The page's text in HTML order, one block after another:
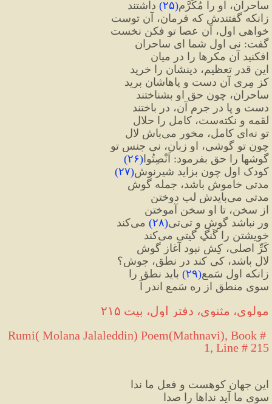
ساحران، او را مُکَرَّم(۲۵) داشتند
زانکه گفتندش که فرمان، آن توست
خواهی اول، آن عصا تو فکن نخست
گفت: نی اول شما ای ساحران
افکنید آن مکرها را در میان
این قدر تعظیم، دینشان را خرید
کز مِری آن دست و پاهاشان برید
ساحران، چون حق او بشناختند
دست و پا در جرم آن، در باختند
لقمه و نکتهست، کامل را حلال
تو نهای کامل، مخور میباش لال
چون تو گوشی، او زبان، نی جنس تو
گوشها را حق بفرمود: اَنْصِتُوا(۲۶)
کودک اول چون بزاید شیرنوش(۲۷)
مدتی خاموش باشد، جمله گوش
مدتی میبایدش لب دوختن
از سخن، تا او سخن آموختن
ور نباشد گوش و تیتی(۲۸) میکند
خویشتن را گُنگِ گیتی میکند
کَرِّ اصلی، کِش نبود آغاز گوش
لال باشد، کی کند در نطق، جوش؟
زانکه اول سَمع(۲۹) باید نطق را
سوی منطق از ره سَمع اندر آ
مولوی، مثنوی، دفتر اول، بیت ۲۱۵
Rumi( Molana Jalaleddin) Poem(Mathnavi), Book #
1, Line # 215
این جهان کوهست و فعل ما ندا
سوی ما آید نداها را صدا